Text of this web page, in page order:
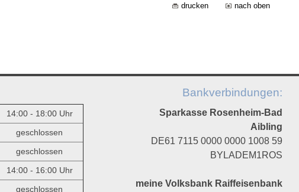
drucken nach oben
14:00 - 18:00 Uhr
geschlossen
geschlossen
14:00 - 16:00 Uhr
geschlossen
Bankverbindungen:
Sparkasse Rosenheim-Bad
Aibling
DE61 7115 0000 0000 1008 59
BYLADEM1ROS
meine Volksbank Raiffeisenbank